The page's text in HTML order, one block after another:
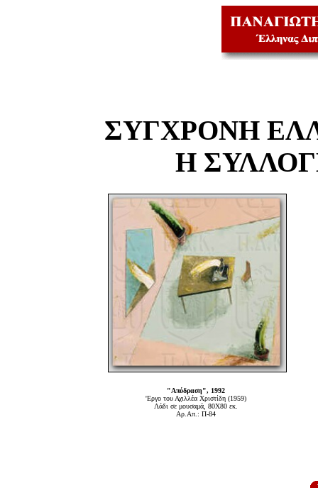
ΣΥΓΧΡΟΝΗ
Η
"Απόδραση", 1992
'Εργο του Αχιλλέα Χριστίδη (1959)
Λάδι σε μουσαμά, 80Χ80 εκ.
Αρ.Απ.: Π-84